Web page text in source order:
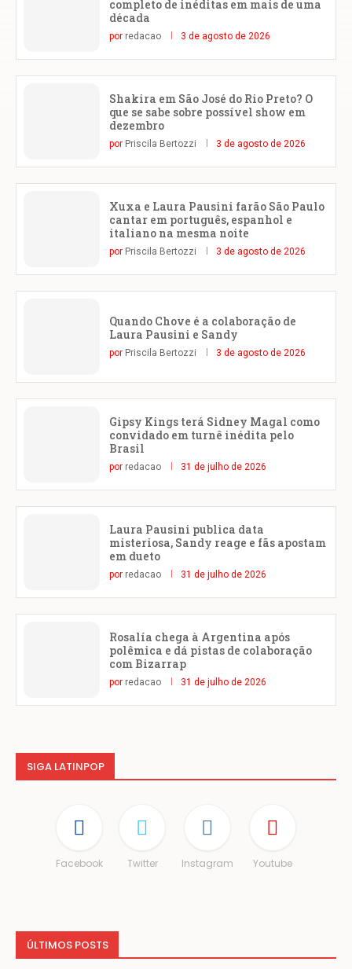
completo de inéditas em mais de uma
década
por redacao 3 de agosto de 2026
Shakira em São José do Rio Preto? O
que se sabe sobre possível show em
dezembro
por Priscila Bertozzi 3 de agosto de 2026
Xuxa e Laura Pausini farão São Paulo
cantar em português, espanhol e
italiano na mesma noite
por Priscila Bertozzi 3 de agosto de 2026
Quando Chove é a colaboração de
Laura Pausini e Sandy
por Priscila Bertozzi 3 de agosto de 2026
Gipsy Kings terá Sidney Magal como
convidado em turnê inédita pelo
Brasil
por redacao 31 de julho de 2026
Laura Pausini publica data
misteriosa, Sandy reage e fãs apostam
em dueto
por redacao 31 de julho de 2026
Rosalía chega à Argentina após
polêmica e dá pistas de colaboração
com Bizarrap
por redacao 31 de julho de 2026
SIGA LATINPOP
Facebook Twitter Instagram Youtube
ÚLTIMOS POSTS